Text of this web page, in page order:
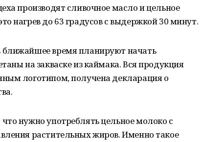
производят сливочное масло и цельное
нагрев до 63 градусов с выдержкой 30 минут.
ближайшее время планируют начать
на закваске из каймака. Вся продукция
логотипом, получена декларация о
нужно употреблять цельное молоко с
растительных жиров. Именно такое